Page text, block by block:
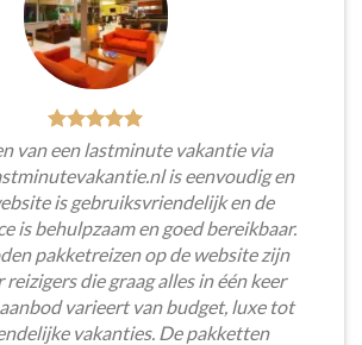
van een lastminute vakantie via
is eenvoudig en
is gebruiksvriendelijk en de
is behulpzaam en goed bereikbaar.
pakketreizen op de website zijn
die graag alles in één keer
varieert van budget, luxe tot
vakanties. De pakketten